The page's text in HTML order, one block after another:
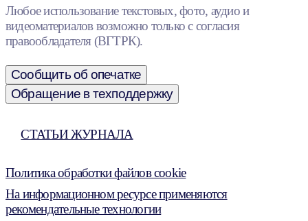
Любое использование текстовых, фото, аудио и
видеоматериалов возможно только с согласия
правообладателя (ВГТРК).
Сообщить об опечатке
Обращение в техподдержку
СТАТЬИ ЖУРНАЛА
Политика обработки файлов cookie
На информационном ресурсе применяются
рекомендательные технологии